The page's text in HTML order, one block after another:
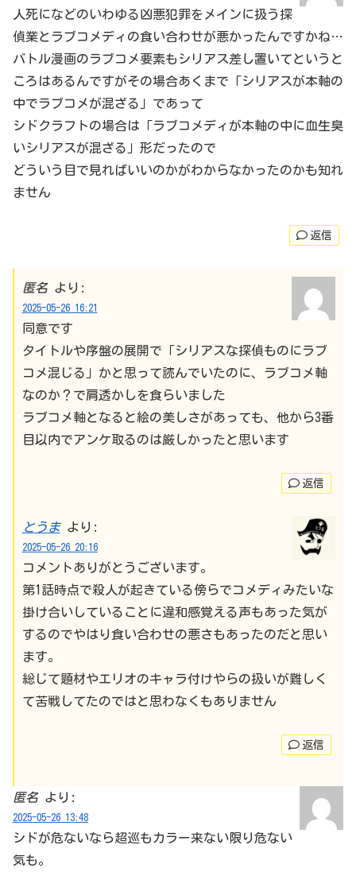
人死になどのいわゆる凶悪犯罪をメインに扱う探
偵業とラブコメディの食い合わせが悪かったんですかね…
バトル漫画のラブコメ要素もシリアス差し置いてというと
ころはあるんですがその場合あくまで「シリアスが本軸の
中でラブコメが混ざる」であって
シドクラフトの場合は「ラブコメディが本軸の中に血生臭
いシリアスが混ざる」形だったので
どういう目で見ればいいのかがわからなかったのかも知れ
ません
返信
匿名 より:
2025-05-26 16:21
同意です
タイトルや序盤の展開で「シリアスな探偵ものにラブ
コメ混じる」かと思って読んでいたのに、ラブコメ軸
なのか？で肩透かしを食らいました
ラブコメ軸となると絵の美しさがあっても、他から3番
目以内でアンケ取るのは厳しかったと思います
返信
とうま より:
2025-05-26 20:16
コメントありがとうございます。
第1話時点で殺人が起きている傍らでコメディみたいな
掛け合いしていることに違和感覚える声もあった気が
するのでやはり食い合わせの悪さもあったのだと思い
ます。
総じて題材やエリオのキャラ付けやらの扱いが難しく
て苦戦してたのではと思わなくもありません
返信
匿名 より:
2025-05-26 13:48
シドが危ないなら超巡もカラー来ない限り危ない
気も。